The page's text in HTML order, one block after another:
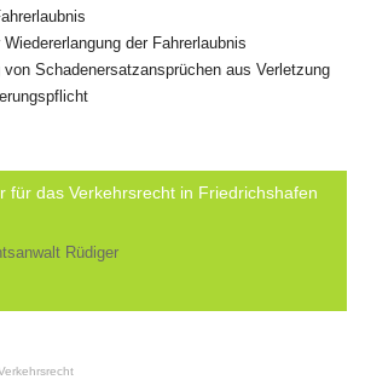
der Fahrerlaubnis
Schadenersatzansprüchen aus Verletzung
für das Verkehrsrecht in Friedrichshafen
Rüdiger